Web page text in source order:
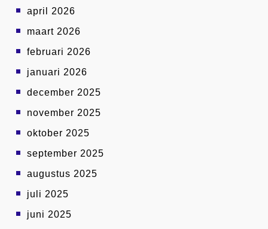
april 2026
maart 2026
februari 2026
januari 2026
december 2025
november 2025
oktober 2025
september 2025
augustus 2025
juli 2025
juni 2025